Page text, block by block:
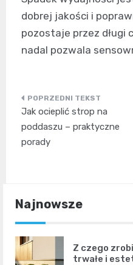
dobrej jakości i
pozostaje przez długi
nadal pozwala
Nawigacja
wpisu
Jak ocieplić strop na
poddaszu – praktyczne
porady
Najnowsze
Z czego
trwałe i